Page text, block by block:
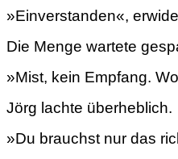
»Einverstanden«,
Die Menge wartete
»Mist, kein Empfang.
Jörg lachte überheblich.
»Du brauchst nur das